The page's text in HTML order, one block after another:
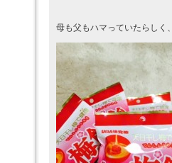
母も父もハマっていたらしく